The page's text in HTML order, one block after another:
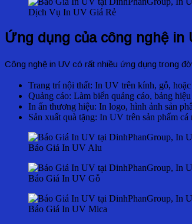
Dịch Vụ In UV Giá Rẻ
Ứng dụng của công nghệ in
Công nghệ in UV có rất nhiều ứng dụng trong
Trang trí nội thất: In UV trên kính, gỗ,
Quảng cáo: Làm biển quảng cáo, bảng
In ấn thương hiệu: In logo, hình ảnh sản
Sản xuất quà tặng: In UV trên sản phẩm
Báo Giá In UV Alu
Báo Giá In UV Gỗ
Báo Giá In UV Mica